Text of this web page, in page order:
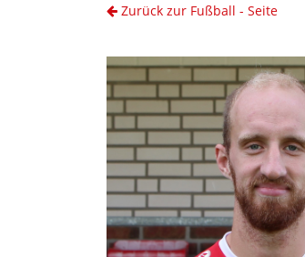
Zurück zur Fußball - Seite